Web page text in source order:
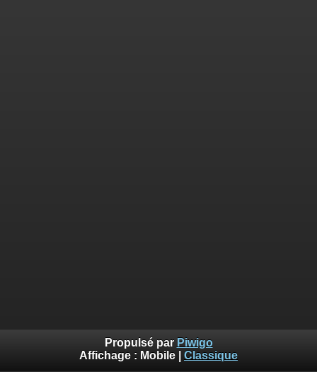
Propulsé par Piwigo
Affichage : Mobile Classique